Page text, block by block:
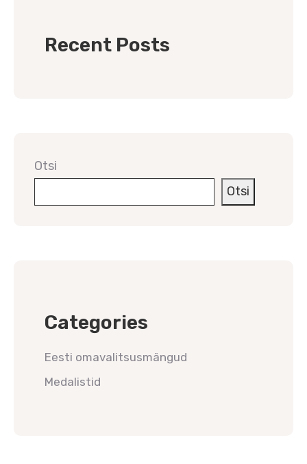
Recent Posts
Otsi
Otsi
Categories
Eesti omavalitsusmängud
Medalistid